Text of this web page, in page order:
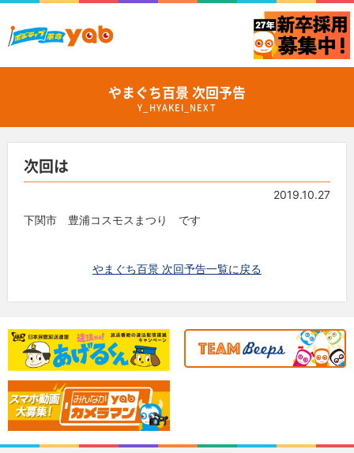
やまぐち百景 次回予告
Y_HYAKEI_NEXT
次回は
2019.10.27
下関市 豊浦コスモスまつり です
やまぐち百景 次回予告一覧に戻る